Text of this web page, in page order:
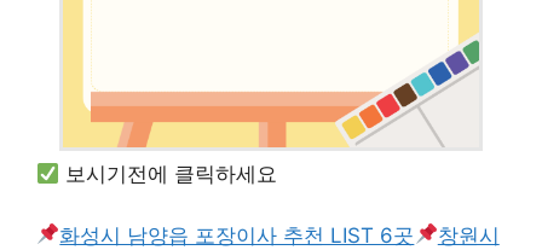
보시기전에 클릭하세요
화성시 남양읍 포장이사 추천 LIST 6곳
창원시